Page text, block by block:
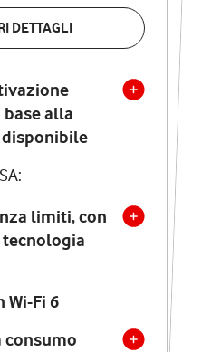
DETTAGLI
alla
limiti, con
Wi-Fi 6
consumo
VERIFICA LA COPERTURA
di attivazione
in base alla
disponibile
CASA:
senza limiti, con
tecnologia
Seven con Wi-Fi 7
illimitate verso
fissi e mobili